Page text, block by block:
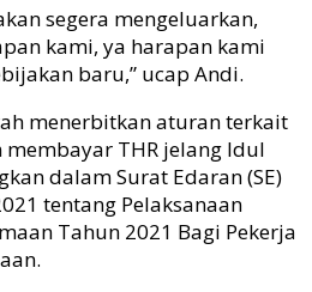
segera mengeluarkan,
kami, ya harapan kami
baru,” ucap Andi.
menerbitkan aturan terkait
THR jelang Idul
dalam Surat Edaran (SE)
tentang Pelaksanaan
Tahun 2021 Bagi Pekerja